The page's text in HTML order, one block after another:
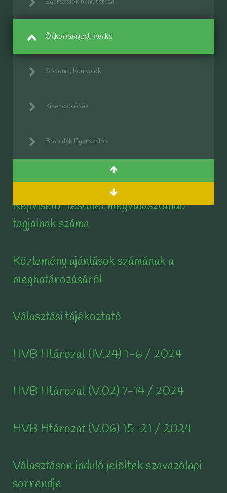
Önkormányzati munka
Sódomb, látnivalók
Kikapcsolódás
Borvidék Egerszalók
Képviselő-testület megválasztandó
tagjainak száma
Közlemény ajánlások számának a
meghatározásáról
Választási tájékoztató
HVB Htározat (IV.24) 1-6 / 2024
HVB Htározat (V.02) 7-14 / 2024
HVB Htározat (V.06) 15-21 / 2024
Választáson induló jelöltek szavazólapi
sorrendje